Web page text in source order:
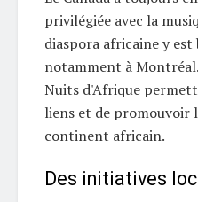
privilégiée avec la
diaspora africaine y
notamment à
Nuits d'Afrique
liens et de promouvoir
continent africain.
Des initiatives